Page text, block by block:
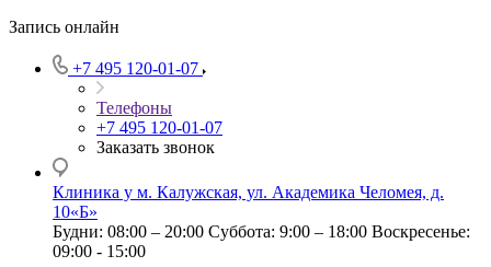
Запись онлайн
+7 495 120-01-07
Телефоны
+7 495 120-01-07
Заказать звонок
Клиника у м. Калужская, ул. Академика Челомея, д.
10«Б»
Будни: 08:00 – 20:00 Суббота: 9:00 – 18:00 Воскресенье:
09:00 - 15:00